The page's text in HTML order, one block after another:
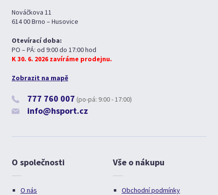
Nováčkova 11
614 00 Brno – Husovice
Otevírací doba:
PO – PÁ: od 9:00 do 17:00 hod
K 30. 6. 2026 zavíráme prodejnu.
Zobrazit na mapě
777 760 007 (po-pá: 9:00 - 17:00)
info@hsport.cz
O společnosti
O nás
Vše o nákupu
Obchodní podmínky